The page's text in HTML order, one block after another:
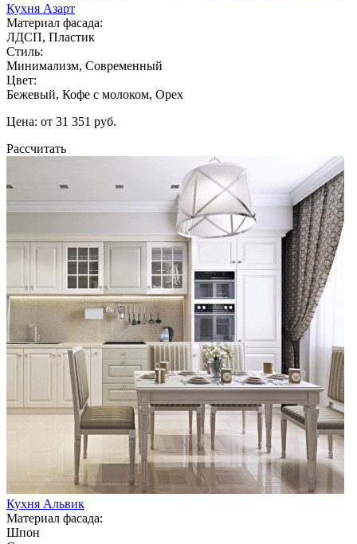
Кухня Азарт
Материал фасада:
ЛДСП, Пластик
Стиль:
Минимализм, Современный
Цвет:
Бежевый, Кофе с молоком, Орех
Цена: от 31 351 руб.
Рассчитать
Кухня Альвик
Материал фасада:
Шпон